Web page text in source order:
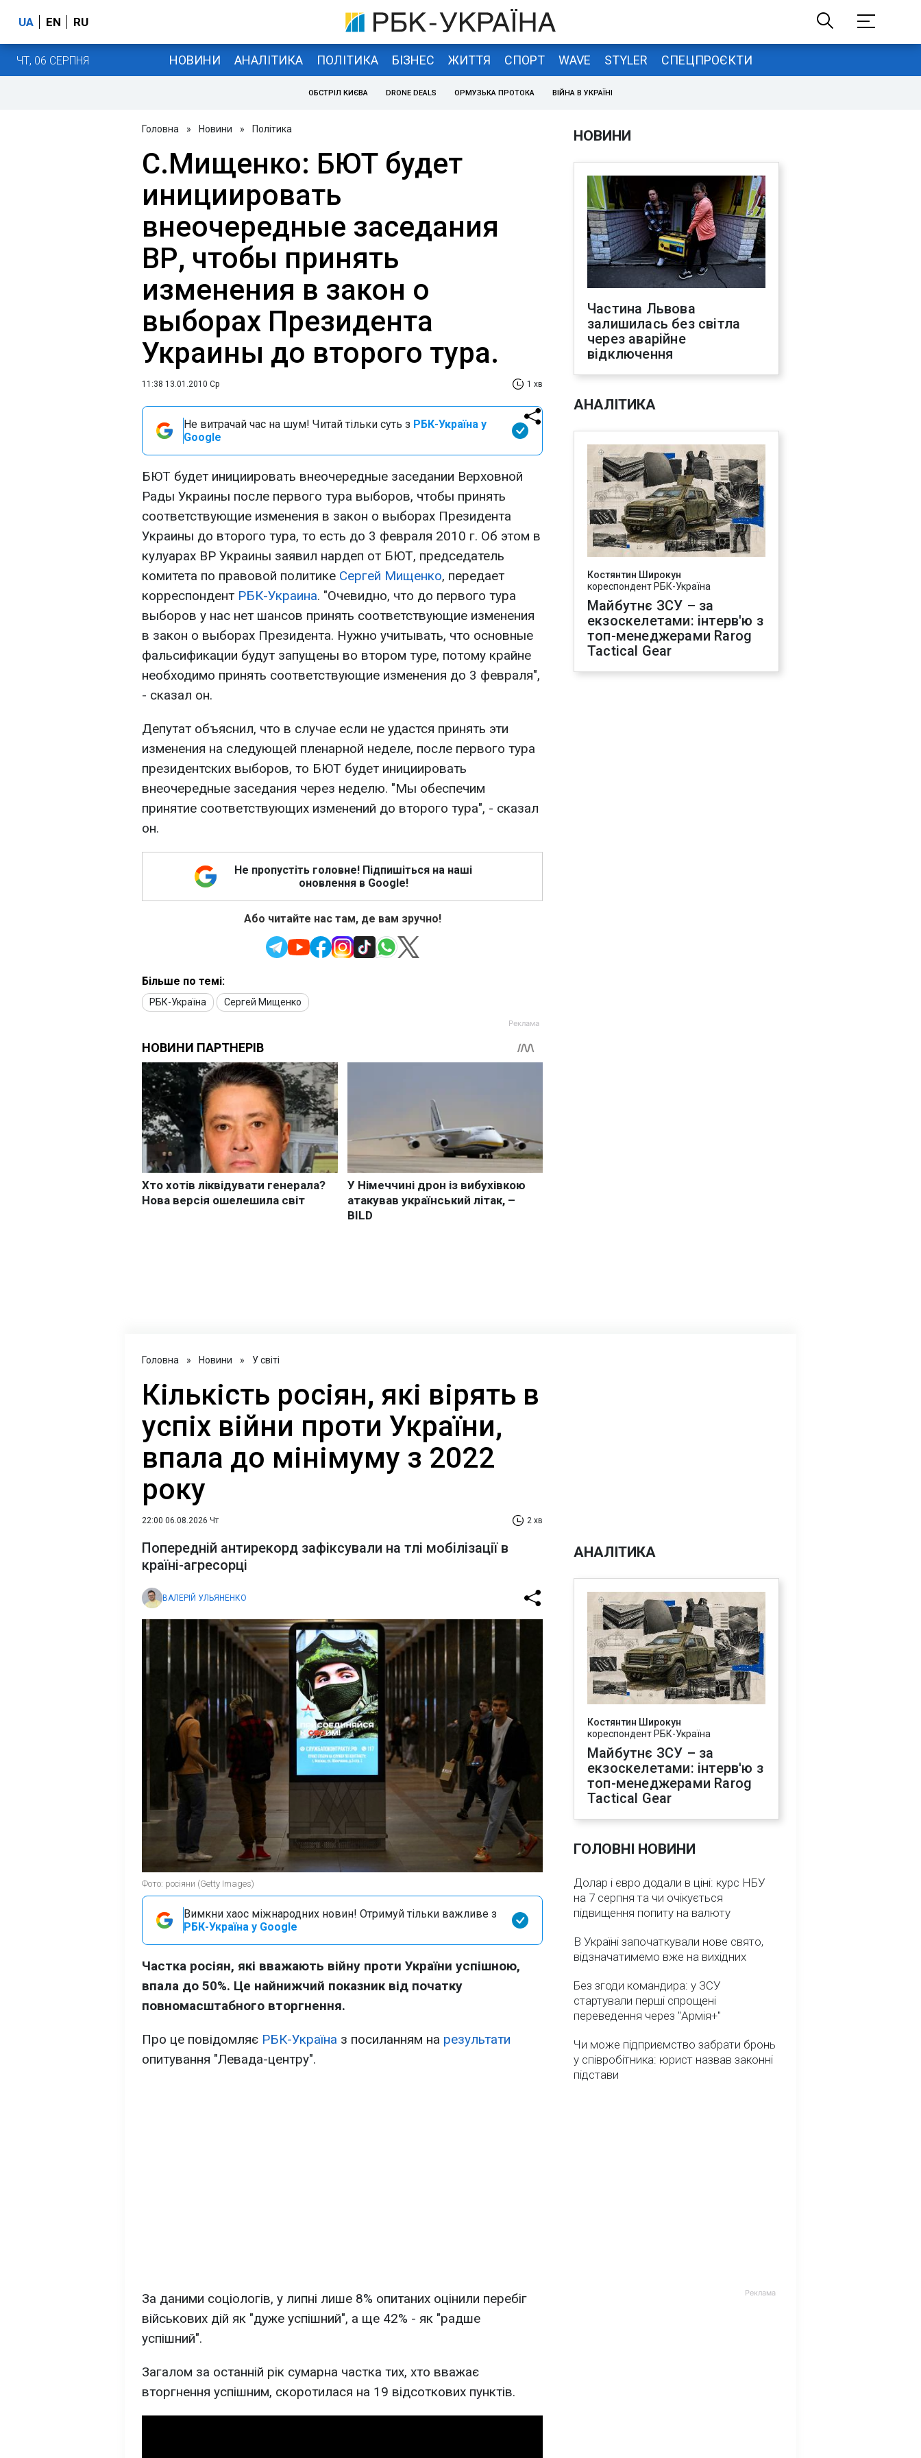
UA EN RU
ЧТ, 06 СЕРПНЯ НОВИНИ АНАЛІТИКА ПОЛІТИКА БІЗНЕС ЖИТТЯ СПОРТ WAVE STYLER СПЕЦПРОЄКТИ
ОБСТРІЛ КИЄВА DRONE DEALS ОРМУЗЬКА ПРОТОКА ВІЙНА В УКРАЇНІ
Головна » Новини » Політика
С.Мищенко: БЮТ будет
инициировать
внеочередные заседания
ВР, чтобы принять
изменения в закон о
выборах Президента
Украины до второго тура.
11:38 13.01.2010 Ср 1 хв
Не витрачай час на шум! Читай тільки суть з РБК-Україна у
Google
БЮТ будет инициировать внеочередные заседании Верховной
Рады Украины после первого тура выборов, чтобы принять
соответствующие изменения в закон о выборах Президента
Украины до второго тура, то есть до 3 февраля 2010 г. Об этом в
кулуарах ВР Украины заявил нардеп от БЮТ, председатель
комитета по правовой политике Сергей Мищенко, передает
корреспондент РБК-Украина. "Очевидно, что до первого тура
выборов у нас нет шансов принять соответствующие изменения
в закон о выборах Президента. Нужно учитывать, что основные
фальсификации будут запущены во втором туре, потому крайне
необходимо принять соответствующие изменения до 3 февраля",
- сказал он.
Депутат объяснил, что в случае если не удастся принять эти
изменения на следующей пленарной неделе, после первого тура
президентских выборов, то БЮТ будет инициировать
внеочередные заседания через неделю. "Мы обеспечим
принятие соответствующих изменений до второго тура", - сказал
он.
Не пропустіть головне! Підпишіться на наші
оновлення в Google!
Або читайте нас там, де вам зручно!
Більше по темі:
РБК-Україна Сергей Мищенко
НОВИНИ
Частина Львова
залишилась без світла
через аварійне
відключення
АНАЛІТИКА
Костянтин Широкун
кореспондент РБК-Україна
Майбутнє ЗСУ – за
екзоскелетами: інтерв'ю з
топ-менеджерами Rarog
Tactical Gear
Головна » Новини » У світі
Кількість росіян, які вірять в
успіх війни проти України,
впала до мінімуму з 2022
року
22:00 06.08.2026 Чт 2 хв
Попередній антирекорд зафіксували на тлі мобілізації в
країні-агресорці
ВАЛЕРІЙ УЛЬЯНЕНКО
Фото: росіяни (Getty Images)
Вимкни хаос міжнародних новин! Отримуй тільки важливе з
РБК-Україна у Google
Частка росіян, які вважають війну проти України успішною,
впала до 50%. Це найнижчий показник від початку
повномасштабного вторгнення.
Про це повідомляє РБК-Україна з посиланням на результати
опитування "Левада-центру".
За даними соціологів, у липні лише 8% опитаних оцінили перебіг
військових дій як "дуже успішний", а ще 42% - як "радше
успішний".
Загалом за останній рік сумарна частка тих, хто вважає
вторгнення успішним, скоротилася на 19 відсоткових пунктів.
АНАЛІТИКА
Костянтин Широкун
кореспондент РБК-Україна
Майбутнє ЗСУ – за
екзоскелетами: інтерв'ю з
топ-менеджерами Rarog
Tactical Gear
ГОЛОВНІ НОВИНИ
Долар і євро додали в ціні: курс НБУ
на 7 серпня та чи очікується
підвищення попиту на валюту
В Україні започаткували нове свято,
відзначатимемо вже на вихідних
Без згоди командира: у ЗСУ
стартували перші спрощені
переведення через "Армія+"
Чи може підприємство забрати бронь
у співробітника: юрист назвав законні
підстави